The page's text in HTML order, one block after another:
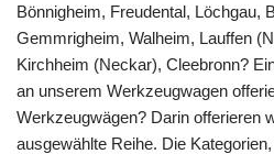
Bönnigheim, Freudental, Löchgau,
Gemmrigheim, Walheim, Lauffen
Kirchheim (Neckar), Cleebronn?
an unserem Werkzeugwagen
Werkzeugwägen? Darin offerieren
ausgewählte Reihe. Die